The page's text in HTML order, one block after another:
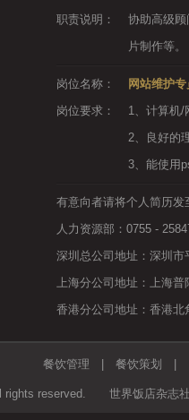
职责说明：
协助高级
片制作等。
岗位名称：
网站维护专
岗位要求：
1、计算机/
2、良好的
3、能使用
有意向者请将个人简历
人力资源部：0755 -
深圳总公司地址：深圳市
上海分公司地址：上海
香港分公司地址：香港北
餐饮管理 餐饮策划
rights reserved. 世界饭店杂志